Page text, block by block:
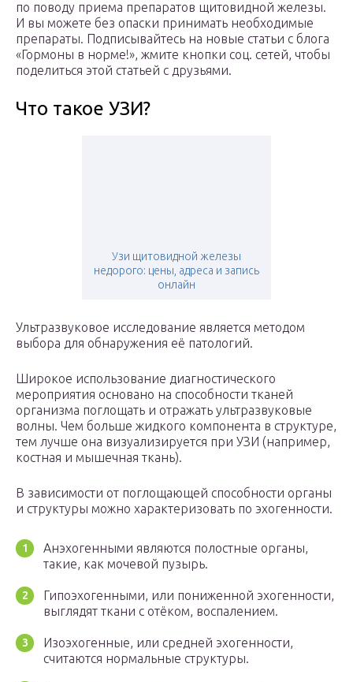
по поводу приема препаратов щитовидной железы.
И вы можете без опаски принимать необходимые
препараты. Подписывайтесь на новые статьи с блога
«Гормоны в норме!», жмите кнопки соц. сетей, чтобы
поделиться этой статьей с друзьями.
Что такое УЗИ?
Узи щитовидной железы
недорого: цены, адреса и запись
онлайн
Ультразвуковое исследование является методом
выбора для обнаружения её патологий.
Широкое использование диагностического
мероприятия основано на способности тканей
организма поглощать и отражать ультразвуковые
волны. Чем больше жидкого компонента в структуре,
тем лучше она визуализируется при УЗИ (например,
костная и мышечная ткань).
В зависимости от поглощающей способности органы
и структуры можно характеризовать по эхогенности.
Анэхогенными являются полостные органы,
такие, как мочевой пузырь.
Гипоэхогенными, или пониженной эхогенности,
выглядят ткани с отёком, воспалением.
Изоэхогенные, или средней эхогенности,
считаются нормальные структуры.